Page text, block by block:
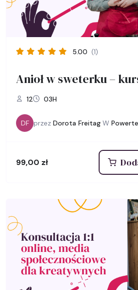
5.00 (1)
Anioł w sweterku –
12 03H
DF przez Dorota Freitag W
99,00 zł